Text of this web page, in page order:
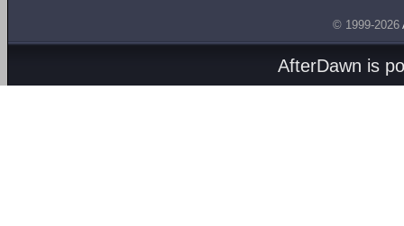
© 1999-2026
AfterDawn is